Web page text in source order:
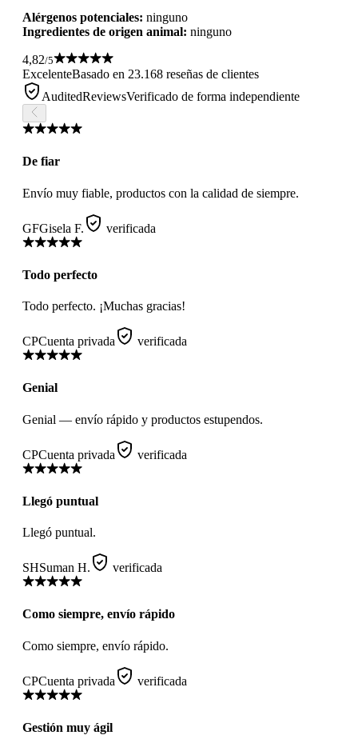
Alérgenos potenciales: ninguno
Ingredientes de origen animal: ninguno
4,82/5
ExcelenteBasado en 23.168 reseñas de clientes
AuditedReviewsVerificado de forma independiente
De fiar
Envío muy fiable, productos con la calidad de siempre.
GFGisela F. verificada
Todo perfecto
Todo perfecto. ¡Muchas gracias!
CPCuenta privada verificada
Genial
Genial — envío rápido y productos estupendos.
CPCuenta privada verificada
Llegó puntual
Llegó puntual.
SHSuman H. verificada
Como siempre, envío rápido
Como siempre, envío rápido.
CPCuenta privada verificada
Gestión muy ágil